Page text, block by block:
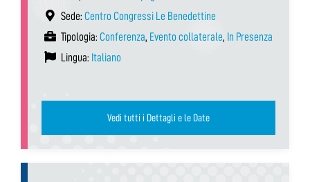
Sede: Centro Congressi Le Benedettine
Tipologia: Conferenza, Evento collaterale, In Presenza
Lingua: Italiano
Vedi tutti i Dettagli e le Date